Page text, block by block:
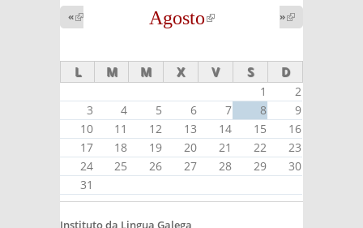
Agosto
(link is
«
external)
»
external)
L M M X V S D
1
2
3
4 5 6 7 8
9
10
11 12 13 14 15
16
17
18 19 20 21 22
23
24
25 26 27 28 29
30
31
Instituto da Lingua Galega